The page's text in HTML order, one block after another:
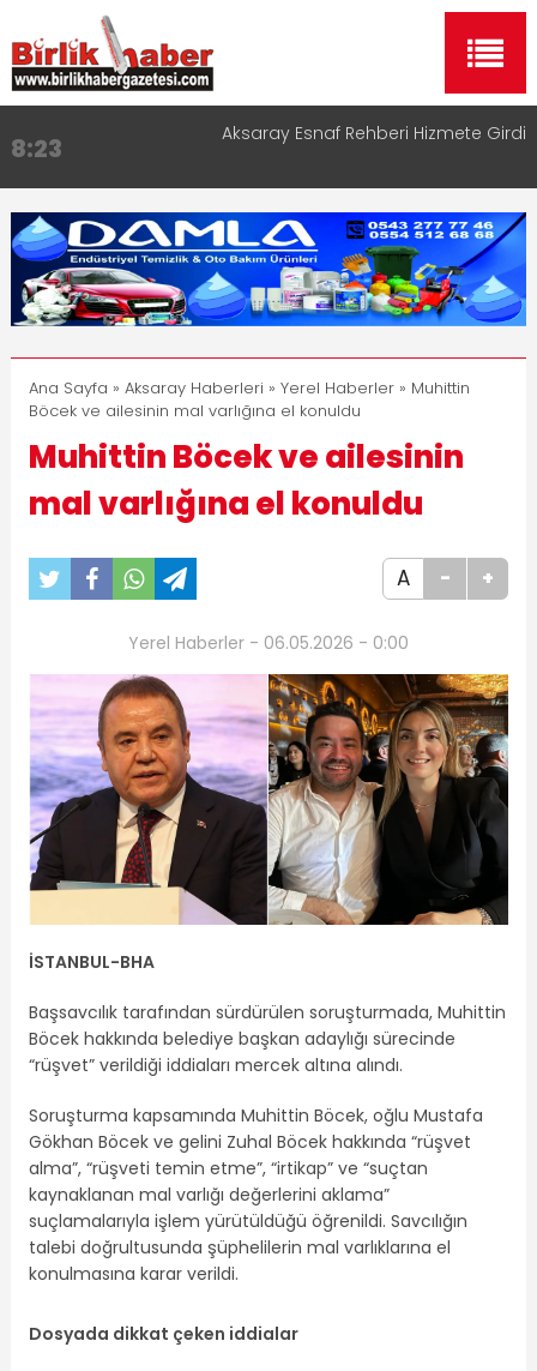
8:23 Aksaray Esnaf Rehberi Hizmete Girdi
11:30
Birlikhaber.com Yayın Hayatına Başladı | Hızlı ve
Akıllı Haber Platformu
13:33 Taşımacılıkta Dijital Devrim: Rota Sepetim
17:15
Aksaray OSB Bölge Müdürü Makam Koltuğunu
Çocuklara Bıraktı
16:00
Aksaray Esnaf Rehberi ile Google ve Yapay Zeka
Aramalarında Öne Çıkın
Ana Sayfa » Aksaray Haberleri » Yerel Haberler» Muhittin
Böcek ve ailesinin mal varlığına el konuldu
Muhittin Böcek ve ailesinin
mal varlığına el konuldu
A - +
Yerel Haberler - 06.05.2026 - 0:00
İSTANBUL-BHA
Başsavcılık tarafından sürdürülen soruşturmada, Muhittin
Böcek hakkında belediye başkan adaylığı sürecinde
“rüşvet” verildiği iddiaları mercek altına alındı.
Soruşturma kapsamında Muhittin Böcek, oğlu Mustafa
Gökhan Böcek ve gelini Zuhal Böcek hakkında “rüşvet
alma”, “rüşveti temin etme”, “irtikap” ve “suçtan
kaynaklanan mal varlığı değerlerini aklama”
suçlamalarıyla işlem yürütüldüğü öğrenildi. Savcılığın
talebi doğrultusunda şüphelilerin mal varlıklarına el
konulmasına karar verildi.
Dosyada dikkat çeken iddialar